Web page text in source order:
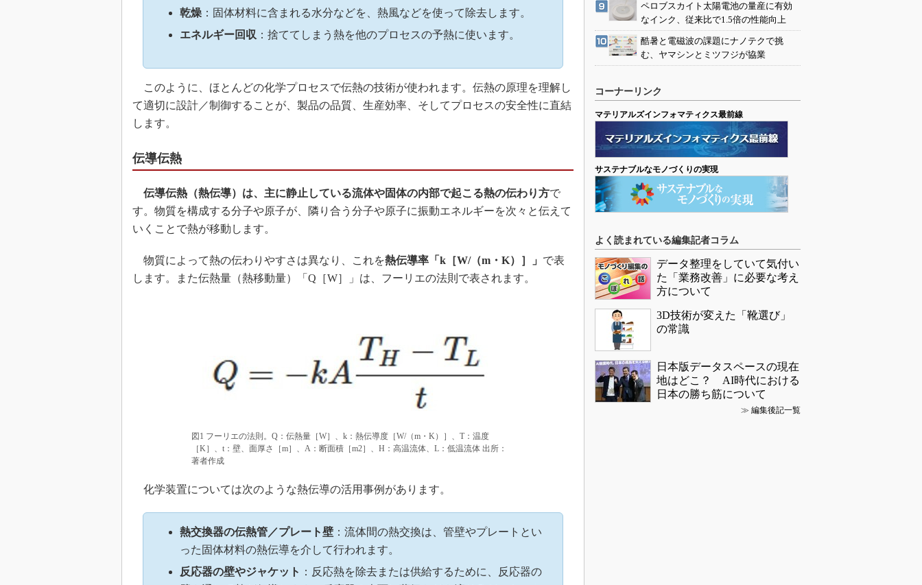
制御セキュリティ
新型コロナへの対応
乾燥 ：固体材料に含まれる水分などを、熱風などを使って除去します。
エネルギー回収 ：捨ててしまう熱を他のプロセスの予熱に使います。
このように、ほとんどの化学プロセスで伝熱の技術が使われます。伝熱の原理を理解し
て適切に設計／制御することが、製品の品質、生産効率、そしてプロセスの安全性に直結
します。
伝導伝熱
伝導伝熱（熱伝導）は、主に静止している流体や固体の内部で起こる熱の伝わり方で
す。物質を構成する分子や原子が、隣り合う分子や原子に振動エネルギーを次々と伝えて
いくことで熱が移動します。
物質によって熱の伝わりやすさは異なり、これを熱伝導率「k［W/（m・K）］」 で表
します。また伝熱量（熱移動量）「Q［W］」は、フーリエの法則で表されます。
図1 フーリエの法則。Q：伝熱量［W］、k：熱伝導度［W/（m・K）］、T：温度
［K］、t：壁、面厚さ［m］、A：断面積［m2］、H：高温流体、L：低温流体 出所：
著者作成
化学装置については次のような熱伝導の活用事例があります。
熱交換器の伝熱管／プレート壁 ：流体間の熱交換は、管壁やプレートとい
った固体材料の熱伝導を介して行われます。
反応器の壁やジャケット ：反応熱を除去または供給するために、反応器の
ペロブスカイト太陽電池の量産に有効
なインク、従来比で1.5倍の性能向上
酷暑と電磁波の課題にナノテクで挑
む、ヤマシンとミツフジが協業
コーナーリンク
マテリアルズインフォマティクス最前線
サステナブルなモノづくりの実現
よく読まれている編集記者コラム
データ整理をしていて気付い
た「業務改善」に必要な考え
方について
3D技術が変えた「靴選び」
の常識
日本版データスペースの現在
地はどこ？ AI時代における
日本の勝ち筋について
≫ 編集後記一覧